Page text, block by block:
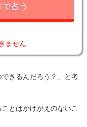
占う
ません
できるんだろう？」と考
とはかけがえのないこ